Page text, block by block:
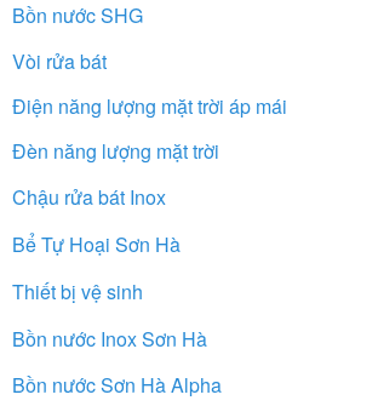
Bồn nước SHG
Vòi rửa bát
Điện năng lượng mặt trời áp mái
Đèn năng lượng mặt trời
Chậu rửa bát Inox
Bể Tự Hoại Sơn Hà
Thiết bị vệ sinh
Bồn nước Inox Sơn Hà
Bồn nước Sơn Hà Alpha